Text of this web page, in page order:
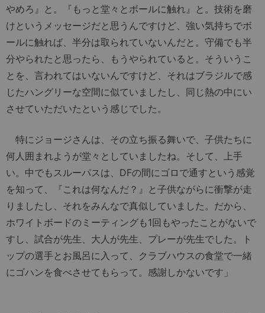
やめろ』と。『もっと堂々とボールに触れ』と。技術を磨
けというメッセージだと思うんですけど、強い気持ちでボ
ールに触れば、半分は取られていないんだと。守備でも半
分やられたと思ったら、もうやられていると。そういうこ
とを、言われてはいないんですけど、それはブラジルで感
じたハングリーな空間に似ていましたし、同じ熱の中にい
させていただいたという感じでした。
特にジョージさんは、その立ち振る舞いで、子供たちに
何人囲まれようが堂々としていましたね。そして、上手
い。中でもスルーパスは、DFの間にゴロで通すという感覚
を知って、『これは何なんだ？』と子供ながらに衝撃が走
りましたし、それをみんなで真似していました。だから、
ホワイトボードのミーティングも1回もやったことがないで
すし、試合が先生、大人が先生、プレーが先生でした。ト
ップの選手とお風呂に入って、クラブハウスの食堂で一緒
にゴハンを食べさせてもらって。感謝しかないです」